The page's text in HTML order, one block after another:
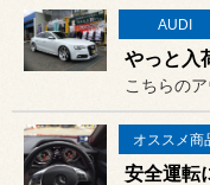
AUDI
オススメ商
安全運転